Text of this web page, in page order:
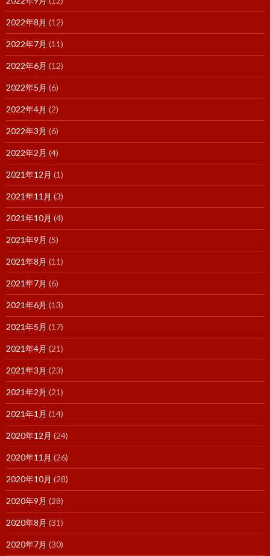
2022年8月 (12)
2022年7月 (11)
2022年6月 (12)
2022年5月 (6)
2022年4月 (2)
2022年3月 (6)
2022年2月 (4)
2021年12月 (1)
2021年11月 (3)
2021年10月 (4)
2021年9月 (5)
2021年8月 (11)
2021年7月 (6)
2021年6月 (13)
2021年5月 (17)
2021年4月 (21)
2021年3月 (23)
2021年2月 (21)
2021年1月 (14)
2020年12月 (24)
2020年11月 (26)
2020年10月 (28)
2020年9月 (28)
2020年8月 (31)
2020年7月 (30)